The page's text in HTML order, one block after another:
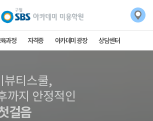
과정 자격증 아카데미 광장 상담센터
뷰티스쿨,
까지 안정적인
걸음
뷰티스쿨,